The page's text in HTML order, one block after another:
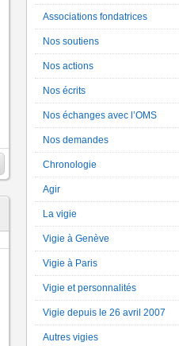
Associations fondatrices
Nos soutiens
Nos actions
Nos écrits
Nos échanges avec l’OMS
Nos demandes
Chronologie
Agir
La vigie
Vigie à Genève
Vigie à Paris
Vigie et personnalités
Vigie depuis le 26 avril 2007
Autres vigies